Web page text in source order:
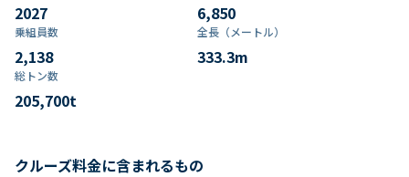
2027 6,850
乗組員数​
2,138
全長（メートル）
333.3m
総トン数​
205,700t
クルーズ料金に含まれるもの